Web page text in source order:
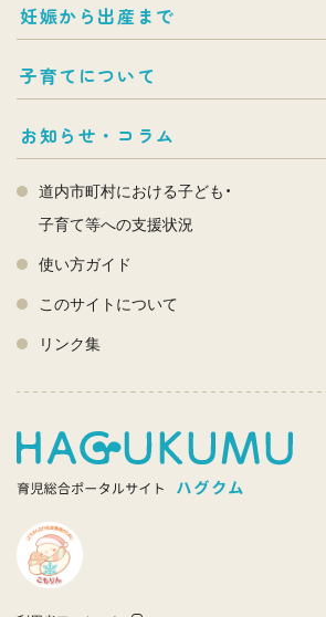
妊娠から出産まで
子育てについて
お知らせ・コラム
道内市町村における子ども・
子育て等への支援状況
使い方ガイド
このサイトについて
リンク集